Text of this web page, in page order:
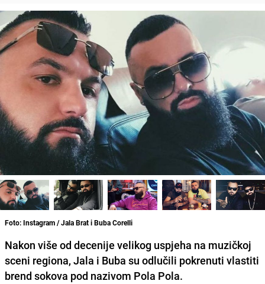
Foto: Instagram / Jala Brat i Buba Corelli
Nakon više od decenije velikog uspjeha na muzičkoj
sceni regiona, Jala i Buba su odlučili pokrenuti vlastiti
brend sokova pod nazivom Pola Pola.